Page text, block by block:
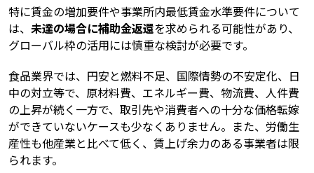
特に賃金の増加要件や事業所内最低賃金水準要件について
は、 未達の場合に補助金返還を求められる可能性があり、
グローバル枠の活用には慎重な検討が必要です。
食品業界では、円安と燃料不足、国際情勢の不安定化、日
中の対立等で、原材料費、エネルギー費、物流費、人件費
の上昇が続く一方で、取引先や消費者への十分な価格転嫁
ができていないケースも少なくありません。また、労働生
産性も他産業と比べて低く、賃上げ余力のある事業者は限
られます。